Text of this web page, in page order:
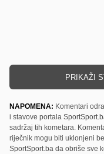
PRIKAŽI
NAPOMENA: Komentari
i stavove portala
sadržaj tih kometara.
riječnik mogu biti uklonjeni
SportSport.ba da obriše sve